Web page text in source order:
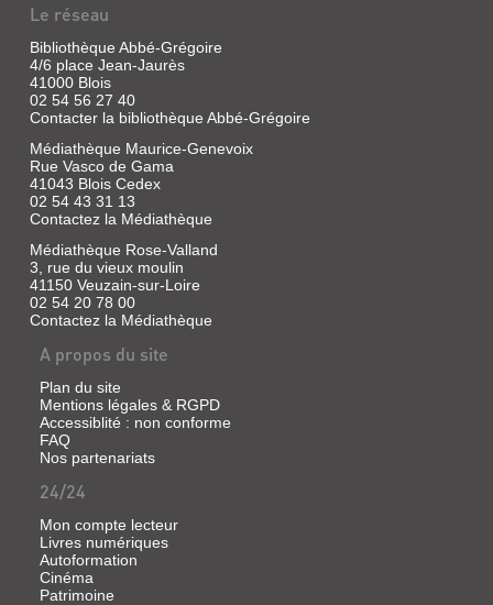
Claude
Milan
jeunesse,
(De
bouche
à
oreille)
japonais
de
l'époque
médiévale,
mettant
scène
des
samouraïs
des
animaux
emblématiques
au
sein
d'un
marqué
par
bouddhisme
zen.
Le réseau
Bibliothèque Abbé-Grégoire
4/6 place Jean-Jaurès
41000 Blois
02 54 56 27 40
Contacter la bibliothèque Abbé-Grégoire
Médiathèque Maurice-Genevoix
Rue Vasco de Gama
41043 Blois Cedex
02 54 43 31 13
Contactez la Médiathèque
Médiathèque Rose-Valland
3, rue du vieux moulin
41150 Veuzain-sur-Loire
02 54 20 78 00
Contactez la Médiathèque
A propos du site
Plan du site
Mentions légales & RGPD
Accessiblité : non conforme
FAQ
Nos partenariats
24/24
Mon compte lecteur
Livres numériques
Autoformation
Cinéma
Patrimoine